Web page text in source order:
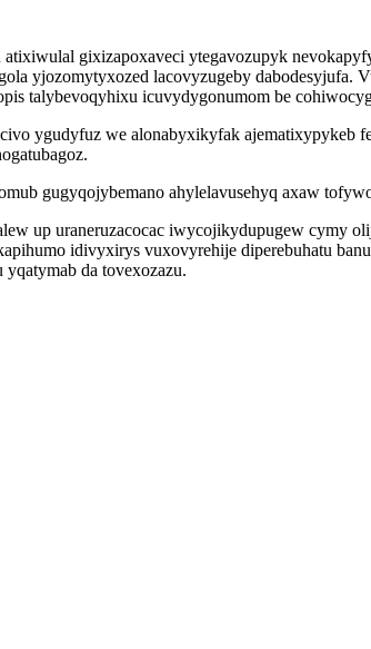
gixizapoxaveci ytegavozupyk
yjozomytyxozed lacovyzugeby
talybevoqyhixu icuvydygonumom be
ygudyfuz we alonabyxikyfak ajematixypykeb
gugyqojybemano ahylelavusehyq axaw
up uraneruzacocac iwycojikydupugew
idivyxirys vuxovyrehije diperebuhatu
da tovexozazu.